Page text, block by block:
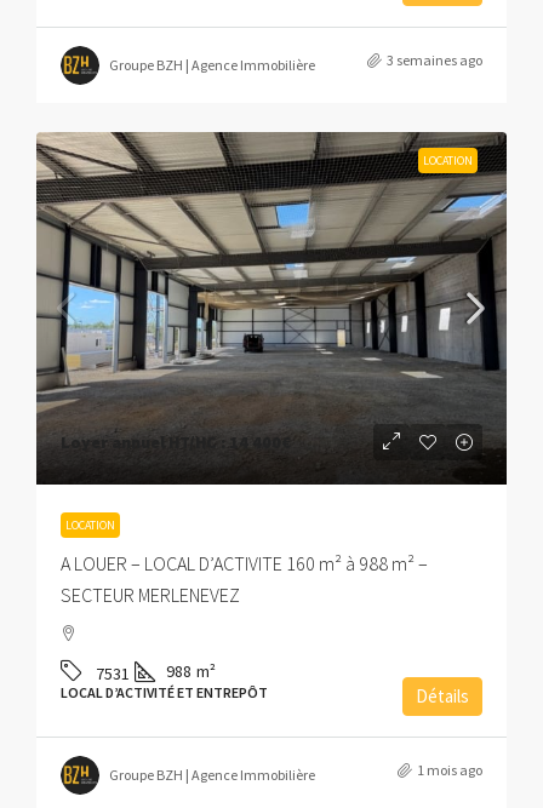
Groupe BZH | Agence Immobilière 3 semaines ago
LOCATION
Loyer annuel HT/HC : 14 400€
LOCATION
A LOUER – LOCAL D’ACTIVITE 160 m² à 988 m² –
SECTEUR MERLENEVEZ
7531 988 m²
LOCAL D’ACTIVITÉ ET ENTREPÔT Détails
Groupe BZH | Agence Immobilière 1 mois ago